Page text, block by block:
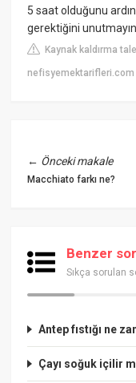
5 saat olduğunu
gerektiğini
Kaynak kaldırma
nefisyemektarifleri.com
← Önceki makale
Macchiato farkı ne?
Benzer
Sıkça sorulan
Antep fıstığı ne
Çayı soğuk içilir